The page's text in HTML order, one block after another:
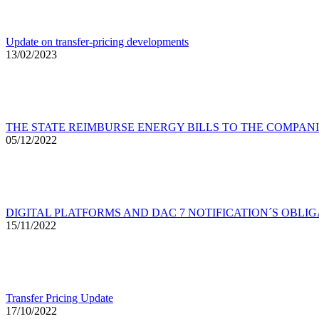
Update on transfer-pricing developments
13/02/2023
THE STATE REIMBURSE ENERGY BILLS TO THE
05/12/2022
DIGITAL PLATFORMS AND DAC 7 NOTIFICATION´S
15/11/2022
Transfer Pricing Update
17/10/2022